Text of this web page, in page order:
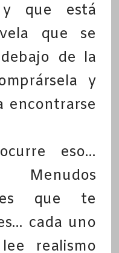
que está
que se
de la
y
encontrarse
eso…
Menudos
que te
cada uno
realismo